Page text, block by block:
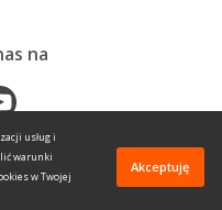
usług i
warunki
w Twojej
Akceptuję
na